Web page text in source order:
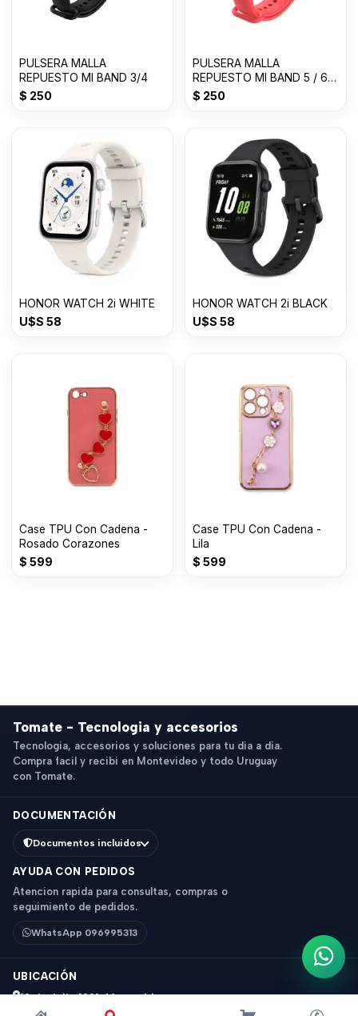
PULSERA MALLA
REPUESTO MI BAND 3/4
$ 250
PULSERA MALLA
REPUESTO MI BAND 5 / 6 /
7
$ 250
HONOR WATCH 2i WHITE
U$S 58
HONOR WATCH 2i BLACK
U$S 58
Case TPU Con Cadena -
Rosado Corazones
$ 599
Case TPU Con Cadena -
Lila
$ 599
Tomate - Tecnologia y accesorios
Tecnologia, accesorios y soluciones para tu dia a dia.
Compra facil y recibi en Montevideo y todo Uruguay
con Tomate.
DOCUMENTACIÓN
Documentos incluidos
AYUDA CON PEDIDOS
Atencion rapida para consultas, compras o
seguimiento de pedidos.
WhatsApp 096995313
UBICACIÓN
18 de Julio 1831, Montevideo